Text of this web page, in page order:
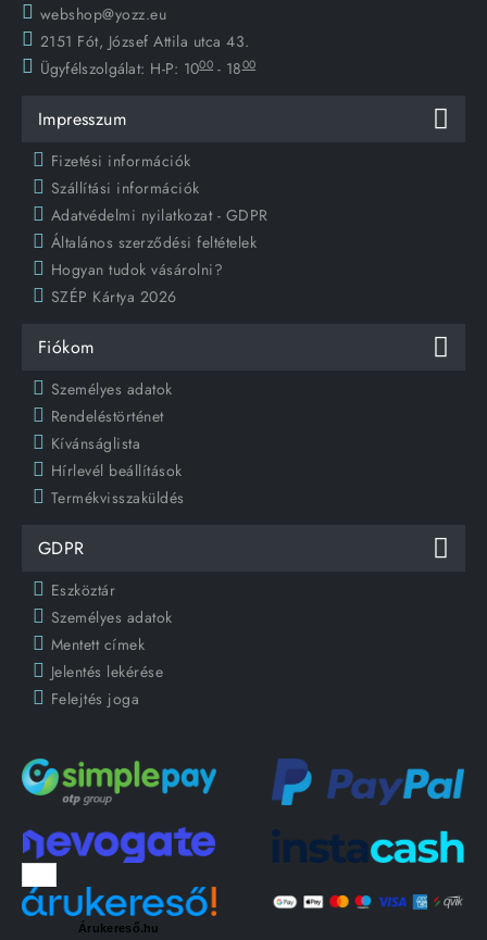
webshop@yozz.eu
2151 Fót, József Attila utca 43.
Ügyfélszolgálat: H-P: 1000 - 1800
Impresszum
Fizetési információk
Szállítási információk
Adatvédelmi nyilatkozat - GDPR
Általános szerződési feltételek
Hogyan tudok vásárolni?
SZÉP Kártya 2026
Fiókom
Személyes adatok
Rendeléstörténet
Kívánságlista
Hírlevél beállítások
Termékvisszaküldés
GDPR
Eszköztár
Személyes adatok
Mentett címek
Jelentés lekérése
Felejtés joga
Árukereső.hu